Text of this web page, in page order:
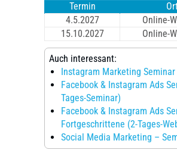
Termin
4.5.2027
Online-
15.10.2027
Online-
Auch interessant:
Instagram Marketing Seminar
Facebook & Instagram Ads
Tages-Seminar)
Facebook & Instagram Ads
Fortgeschrittene (2-Tages-
Social Media Marketing –